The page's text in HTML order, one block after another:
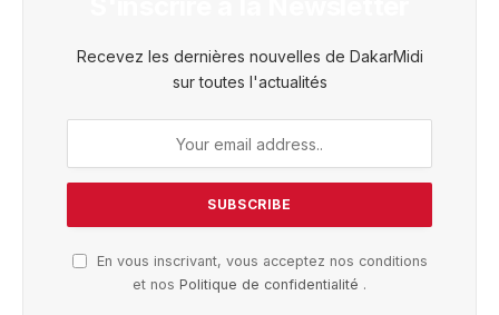
Recevez les dernières nouvelles de DakarMidi
sur toutes l'actualités
En vous inscrivant, vous acceptez nos conditions
et nos Politique de confidentialité .